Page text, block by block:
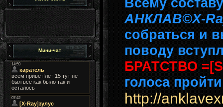
Мини-чат
АНКЛАВ©X-
собраться и
поводу
БРАТСТВО
голоса
http://